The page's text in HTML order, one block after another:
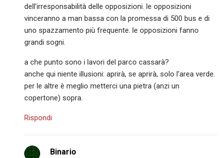
dell’irresponsabilità delle opposizioni. le opposizioni
vinceranno a man bassa con la promessa di 500 bus e di
uno spazzamento più frequente. le opposizioni fanno
grandi sogni.
a che punto sono i lavori del parco cassarà?
anche qui niente illusioni: aprirà, se aprirà, solo l’area verde.
per le altre è meglio metterci una pietra (anzi un
copertone) sopra.
Rispondi
Binario